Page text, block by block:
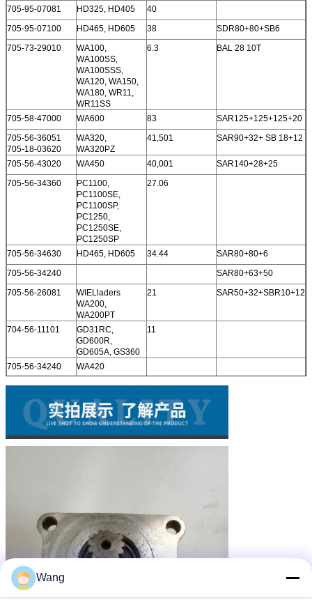
705-95-07081 HD325, HD405
40
705-95-07100
HD465, HD605 38
SDR80+80+SB6
705-73-29010
WA100,
WA100SS,
WA100SSS,
WA120, WA150,
WA180, WR11,
WR11SS
6.3 BAL 28 10T
705-58-47000 WA600 83
SAR125+125+125+20
705-56-36051
705-18-03620
WA320,
WA320PZ
41,501 SAR90+32+ SB 18+12
705-56-43020 WA450 40,001
SAR140+28+25
705-56-34360
PC1100,
PC1100SE,
PC1100SP,
PC1250,
PC1250SE,
PC1250SP
27.06
705-56-34630 HD465, HD605 34.44
SAR80+80+6
705-56-34240
SAR80+63+50
705-56-26081
WIELladers
WA200,
WA200PT
21 SAR50+32+SBR10+12
704-56-11101
GD31RC,
GD600R,
GD605A, GS360
11
705-56-34240
WA420
705-56-34590
HM350 34.62
SAR80+80+8
705-56-26081
WIELladers
WA200 WA200PT
KOMATSU
21
705-55-42110
LW250-
6.5 SAL28+28+25
705-55-34160
WIELladers
WA300, WA320
45.3
705-55-34000 WIELladers 560B 46
705-55-13020
705-55-34560
Wang